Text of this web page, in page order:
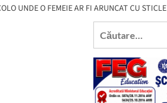
UNDE O FEMEIE AR FI ARUNCAT CU STICLE
Caută